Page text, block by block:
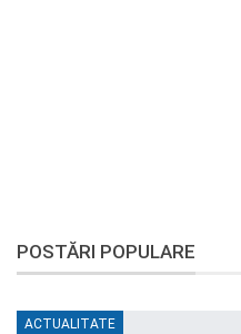
POSTĂRI POPULARE
ACTUALITATE